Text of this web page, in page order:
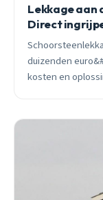
Lekkage aan
Direct
duizenden
kosten en